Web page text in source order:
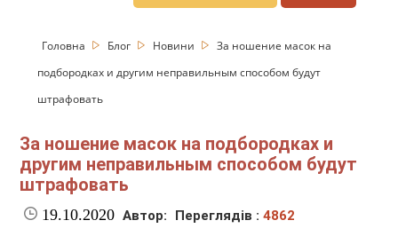
Головна Блог Новини
За ношение масок на
подбородках и другим неправильным способом будут
штрафовать
За ношение масок на подбородках и
другим неправильным способом будут
штрафовать
19.10.2020 Автор: Переглядів :4862